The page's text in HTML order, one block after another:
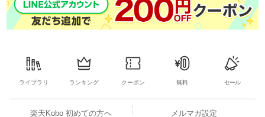
ライブラリ ランキング クーポン 無料 セール
楽天Kobo 初めての方へ メルマガ設定